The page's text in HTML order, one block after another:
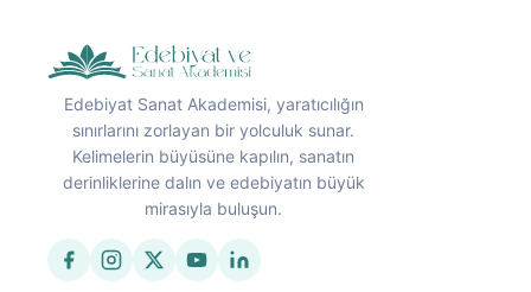
Edebiyat Sanat Akademisi, yaratıcılığın
sınırlarını zorlayan bir yolculuk sunar.
Kelimelerin büyüsüne kapılın, sanatın
derinliklerine dalın ve edebiyatın büyük
mirasıyla buluşun.